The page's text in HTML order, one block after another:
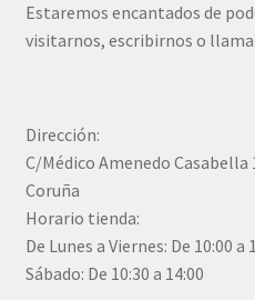
Estaremos encantados de
visitarnos, escribirnos o
Dirección:
C/Médico Amenedo Casabella
Coruña
Horario tienda:
De Lunes a Viernes: De 10:00 a
Sábado: De 10:30 a 14:00